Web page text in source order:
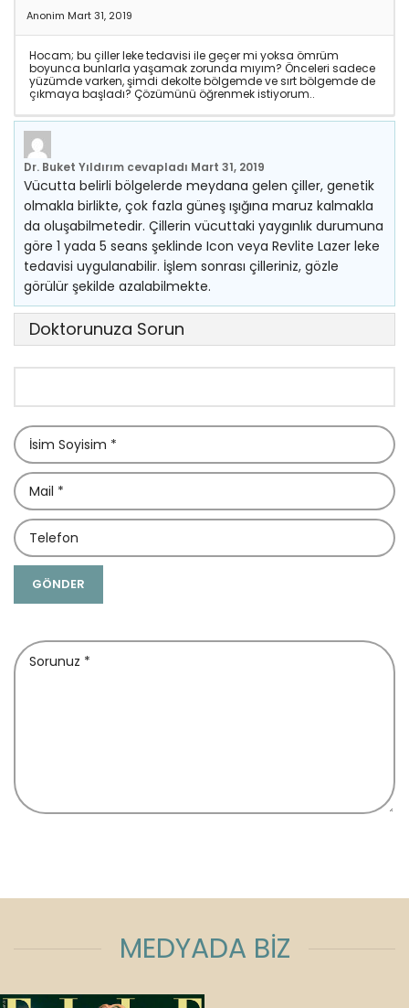
Anonim Mart 31, 2019
Hocam; bu çiller leke tedavisi ile geçer mi yoksa ömrüm
boyunca bunlarla yaşamak zorunda mıyım? Önceleri sadece
yüzümde varken, şimdi dekolte bölgemde ve sırt bölgemde de
çıkmaya başladı? Çözümünü öğrenmek istiyorum..
Dr. Buket Yıldırım cevapladı Mart 31, 2019
Vücutta belirli bölgelerde meydana gelen çiller, genetik
olmakla birlikte, çok fazla güneş ışığına maruz kalmakla
da oluşabilmetedir. Çillerin vücuttaki yaygınlık durumuna
göre 1 yada 5 seans şeklinde Icon veya Revlite Lazer leke
tedavisi uygulanabilir. İşlem sonrası çilleriniz, gözle
görülür şekilde azalabilmekte.
Doktorunuza Sorun
MEDYADA BİZ